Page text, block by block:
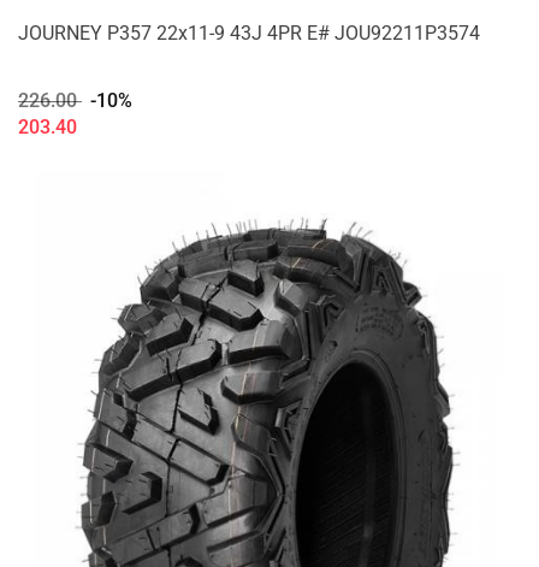
JOURNEY P357 22x11-9 43J 4PR E# JOU92211P3574
226.00 -10%
203.40